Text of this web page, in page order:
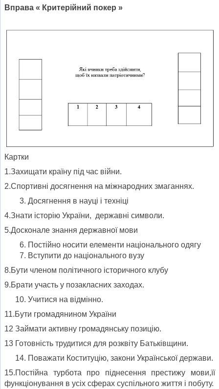
Вправа « Критерійний покер »
Картки
1.Захищати країну під час війни.
2.Спортивні досягнення на міжнародних змаганнях.
Досягнення в науці і техніці
4.Знати історію України, державні символи.
5.Досконале знання державної мови
Постійно носити елементи національного одягу
Вступити до національного вузу
8.Бути членом політичного історичного клубу
9.Брати участь у позакласних заходах.
Учитися на відмінно.
11.Бути громадянином України
12 Займати активну громадянську позицію.
13 Готовність трудитися для розквіту Батьківщини.
Поважати Коституцію, закони Української держави.
15.Постійна турбота про піднесення престижу мови,її
функціонування в усіх сферах суспільного життя і побуту.